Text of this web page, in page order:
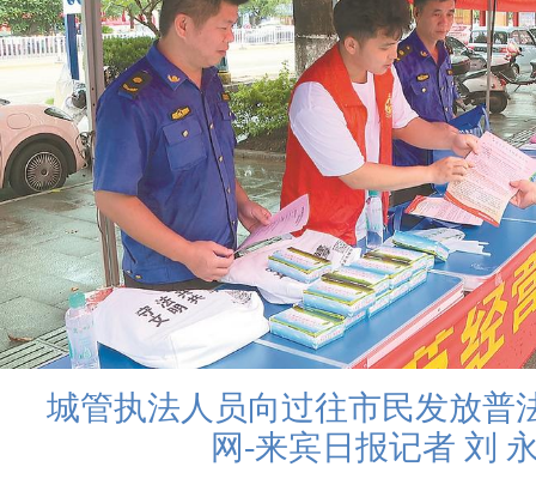
城管执法人员向过往市民发放普
网-来宾日报记者 刘